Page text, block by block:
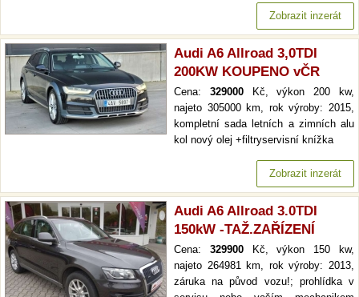
Zobrazit inzerát
Audi A6 Allroad 3,0TDI
200KW KOUPENO vČR
Cena: 329000Kč, výkon 200 kw,
najeto 305000 km, rok výroby: 2015,
kompletní sada letních a zimních alu
kol nový olej +filtryservisní knížka
Zobrazit inzerát
Audi A6 Allroad 3.0TDI
150kW -TAŽ.ZAŘÍZENÍ
Cena: 329900Kč, výkon 150 kw,
najeto 264981 km, rok výroby: 2013,
záruka na původ vozu!; prohlídka v